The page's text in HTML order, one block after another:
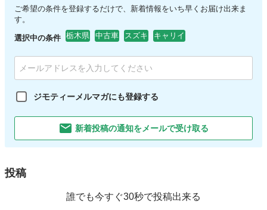
ご希望の条件を登録するだけで、新着情報をいち早くお届け出来ま
す。
選択中の条件 栃木県 中古車 スズキ キャリイ
ジモティーメルマガにも登録する
新着投稿の通知をメールで受け取る
投稿
誰でも今すぐ30秒で投稿出来る